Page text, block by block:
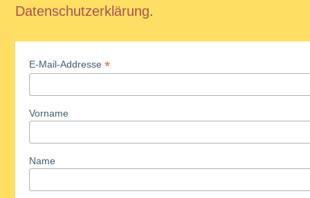
Datenschutzerklärung.
E-Mail-Addresse*
Vorname
Name